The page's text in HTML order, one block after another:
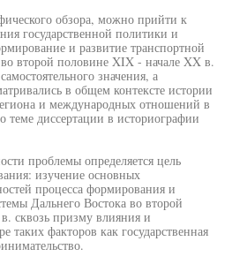
обзора, можно прийти к
государственной политики и
и развитие транспортной
второй половине XIX - начале XX в.
значения, а
в общем контексте истории
и международных отношений в
диссертации в историографии
проблемы определяется цель
изучение основных
процесса формирования и
Дальнего Востока во второй
сквозь призму влияния и
таких факторов как государственная